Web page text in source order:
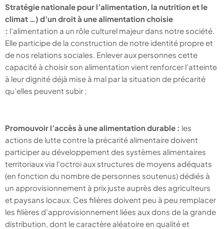
Stratégie nationale pour l’alimentation, la nutrition et le
climat …) d’un droit à une alimentation choisie
: l’alimentation a un rôle culturel majeur dans notre société.
Elle participe de la construction de notre identité propre et
de nos relations sociales. Enlever aux personnes cette
capacité à choisir son alimentation vient renforcer l’atteinte
à leur dignité déjà mise à mal par la situation de précarité
qu’elles peuvent subir ;
Promouvoir l’accès à une alimentation durable : les
actions de lutte contre la précarité alimentaire doivent
participer au développement des systèmes alimentaires
territoriaux via l’octroi aux structures de moyens adéquats
(en fonction du nombre de personnes soutenus) dédiés à
un approvisionnement à prix juste auprès des agriculteurs
et paysans locaux. Ces filières doivent peu à peu remplacer
les filières d’approvisionnement liées aux dons de la grande
distribution, dont le caractère aléatoire en qualité et